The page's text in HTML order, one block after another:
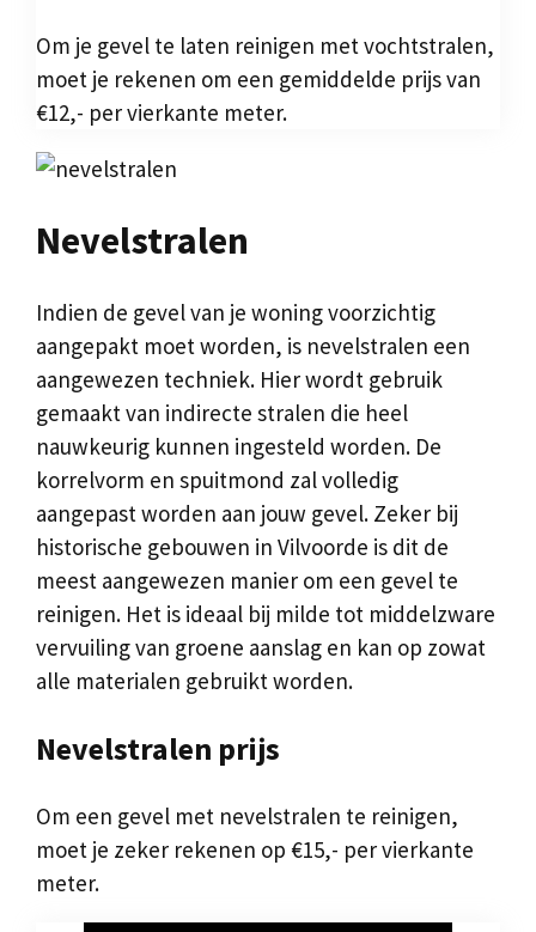
Om je gevel te laten reinigen met vochtstralen,
moet je rekenen om een gemiddelde prijs van
€12,- per vierkante meter.
Nevelstralen
Indien de gevel van je woning voorzichtig
aangepakt moet worden, is nevelstralen een
aangewezen techniek. Hier wordt gebruik
gemaakt van indirecte stralen die heel
nauwkeurig kunnen ingesteld worden. De
korrelvorm en spuitmond zal volledig
aangepast worden aan jouw gevel. Zeker bij
historische gebouwen in Vilvoorde is dit de
meest aangewezen manier om een gevel te
reinigen. Het is ideaal bij milde tot middelzware
vervuiling van groene aanslag en kan op zowat
alle materialen gebruikt worden.
Nevelstralen prijs
Om een gevel met nevelstralen te reinigen,
moet je zeker rekenen op €15,- per vierkante
meter.